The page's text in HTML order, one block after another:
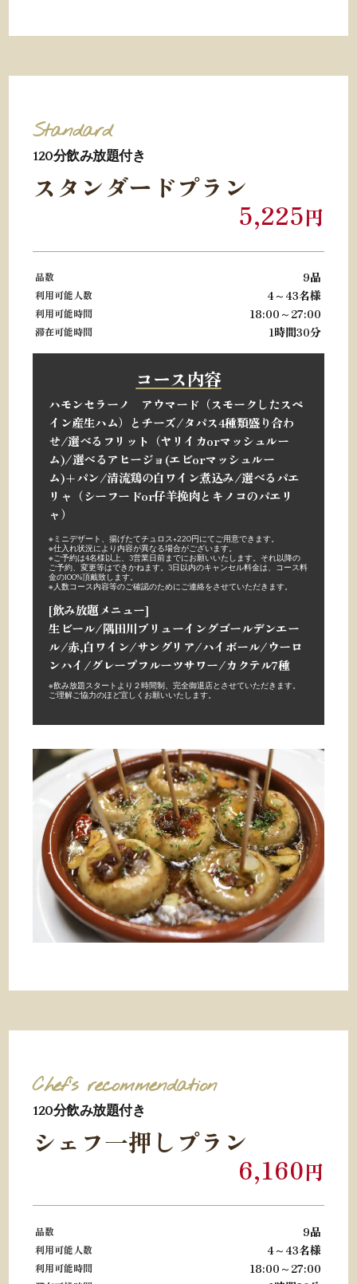
Standard
120分飲み放題付き
スタンダードプラン
5,225円
品数 9品
利用可能人数 4～43名様
利用可能時間 18:00～27:00
滞在可能時間 1時間30分
コース内容
ハモンセラーノ アウマード（スモークしたスペ
イン産生ハム）とチーズ/タパス4種類盛り合わ
せ/選べるフリット（ヤリイカorマッシュルー
ム)/選べるアヒージョ(エビorマッシュルー
ム)+パン/清流鶏の白ワイン煮込み/選べるパエ
リャ（シーフードor仔羊挽肉とキノコのパエリ
ャ）
※ミニデザート、揚げたてチュロス+220円にてご用意できます。
※仕入れ状況により内容が異なる場合がございます。
※ご予約は4名様以上、3営業日前までにお願いいたします。それ以降の
ご予約、変更等はできかねます。3日以内のキャンセル料金は、コース料
金の100%頂戴致します。
※人数コース内容等のご確認のためにご連絡をさせていただきます。
[飲み放題メニュー]
生ビール/隅田川ブリューイングゴールデンエー
ル/赤,白ワイン/サングリア/ハイボール/ウーロ
ンハイ/グレープフルーツサワー/カクテル7種
※飲み放題スタートより２時間制、完全御退店とさせていただきます。
ご理解ご協力のほど宜しくお願いいたします。
Chef’s recommendation
120分飲み放題付き
シェフ一押しプラン
6,160円
品数 9品
利用可能人数 4～43名様
利用可能時間 18:00～27:00